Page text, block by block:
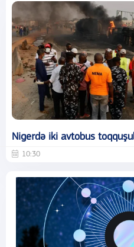
Nigerdə iki avtobus
10:30